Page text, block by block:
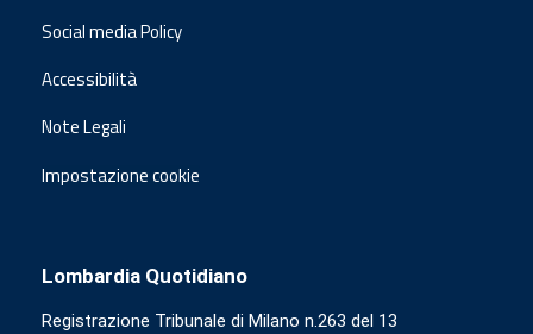
Social media Policy
Accessibilità
Note Legali
Impostazione cookie
Lombardia Quotidiano
Registrazione Tribunale di Milano n.263 del 13